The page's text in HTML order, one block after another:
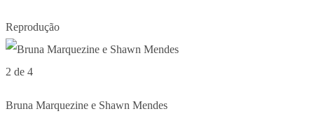
Reprodução
2 de 4
Bruna Marquezine e Shawn Mendes